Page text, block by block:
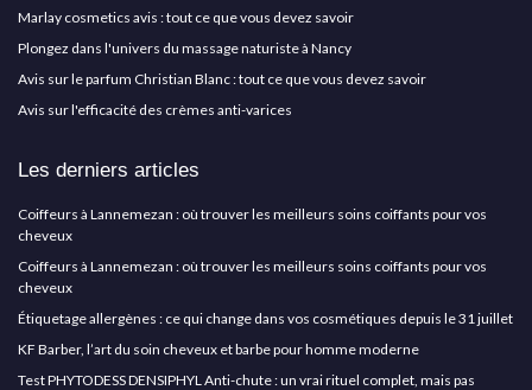
Marlay cosmetics avis : tout ce que vous devez savoir
Plongez dans l'univers du massage naturiste à Nancy
Avis sur le parfum Christian Blanc : tout ce que vous devez savoir
Avis sur l'efficacité des crèmes anti-varices
Les derniers articles
Coiffeurs à Lannemezan : où trouver les meilleurs soins coiffants pour vos
cheveux
Coiffeurs à Lannemezan : où trouver les meilleurs soins coiffants pour vos
cheveux
Étiquetage allergènes : ce qui change dans vos cosmétiques depuis le 31 juillet
KF Barber, l’art du soin cheveux et barbe pour homme moderne
Test PHYTODESS DENSIPHYL Anti-chute : un vrai rituel complet, mais pas